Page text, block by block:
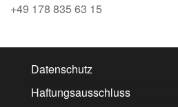
+49 178 835 63 15
Datenschutz
Haftungsausschluss